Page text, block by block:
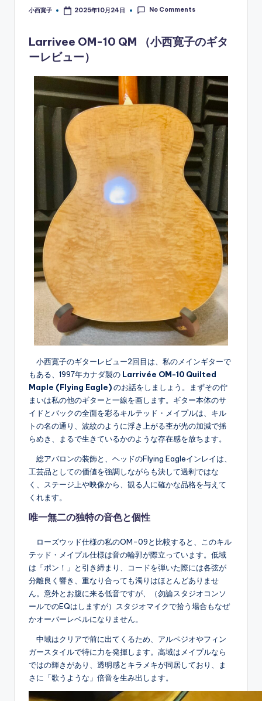
Posted
小西寛子 2025年10月24日 No Comments
Larrivee OM-10 QM （小西寛子のギタ
ーレビュー）
小西寛子のギターレビュー2回目は、私のメインギターで
もある、1997年カナダ製の Larrivée OM-10 Quilted
Maple (Flying Eagle)のお話をしましょう。まずその佇
まいは私の他のギターと一線を画します。ギター本体のサ
イドとバックの全面を彩るキルテッド・メイプルは、キル
トの名の通り、波紋のように浮き上がる杢が光の加減で揺
らめき、まるで生きているかのような存在感を放ちます。
総アバロンの装飾と、ヘッドのFlying Eagleインレイは、
工芸品としての価値を強調しながらも決して過剰ではな
く、ステージ上や映像から、観る人に確かな品格を与えて
くれます。
唯一無二の独特の音色と個性
ローズウッド仕様の私のOM-09と比較すると、このキル
テッド・メイプル仕様は音の輪郭が際立っています。低域
は「ポン！」と引き締まり、コードを弾いた際には各弦が
分離良く響き、重なり合っても濁りはほとんどありませ
ん。意外とお腹に来る低音ですが、（勿論スタジオコンソ
ールでのEQはしますが）スタジオマイクで拾う場合もなぜ
かオーバーレベルになりません。
中域はクリアで前に出てくるため、アルペジオやフィン
ガースタイルで特に力を発揮します。高域はメイプルなら
ではの輝きがあり、透明感とキラメキが同居しており、ま
さに「歌うような」倍音を生み出します。